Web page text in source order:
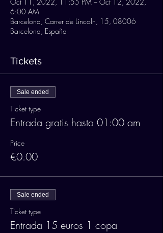
6:00 AM
Barcelona, Carrer de Lincoln, 15, 08006
Barcelona, España
Tickets
Sale ended
Ticket type
Entrada gratis hasta 01:00 am
Price
€0.00
Sale ended
Ticket type
Entrada 15 euros 1 copa